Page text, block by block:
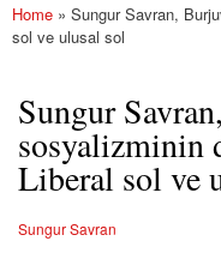
You are here
Home » Sungur Savran,
sol ve ulusal sol
Sungur
sosyalizminin
Liberal sol ve
Sungur Savran